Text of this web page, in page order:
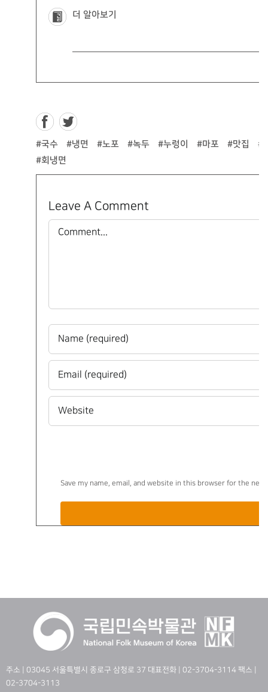
더 알아보기
#국수 #냉면 #노포 #녹두 #누렁이 #마포 #맛집
#
#회냉면
Leave A Comment
Comment
Save my name, email, and website in this browser for the
주소 | 03045 서울특별시 종로구 삼청로 37 대표전화 | 02-3704-3114 팩스 |
02-3704-3113